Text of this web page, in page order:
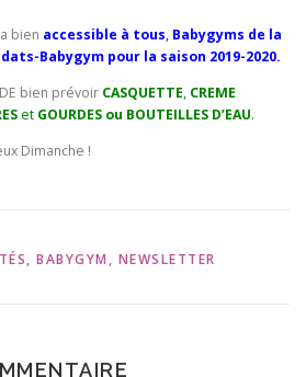
bien accessible à tous, Babygyms de la
Babygym pour la saison 2019-2020.
DE bien prévoir CASQUETTE, CREME
et GOURDES ou BOUTEILLES D’EAU.
Dimanche !
, BABYGYM , NEWSLETTER